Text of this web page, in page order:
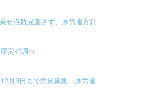
せ点数見直さず、厚労省方針
労省調べ
月9日まで意見募集 厚労省